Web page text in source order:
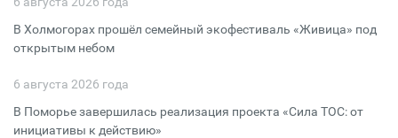
В Холмогорах прошёл семейный экофестиваль «Живица» под
открытым небом
6 августа 2026 года
В Поморье завершилась реализация проекта «Сила ТОС: от
инициативы к действию»